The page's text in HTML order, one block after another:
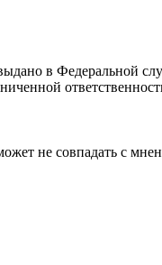
в Федеральной
не совпадать с